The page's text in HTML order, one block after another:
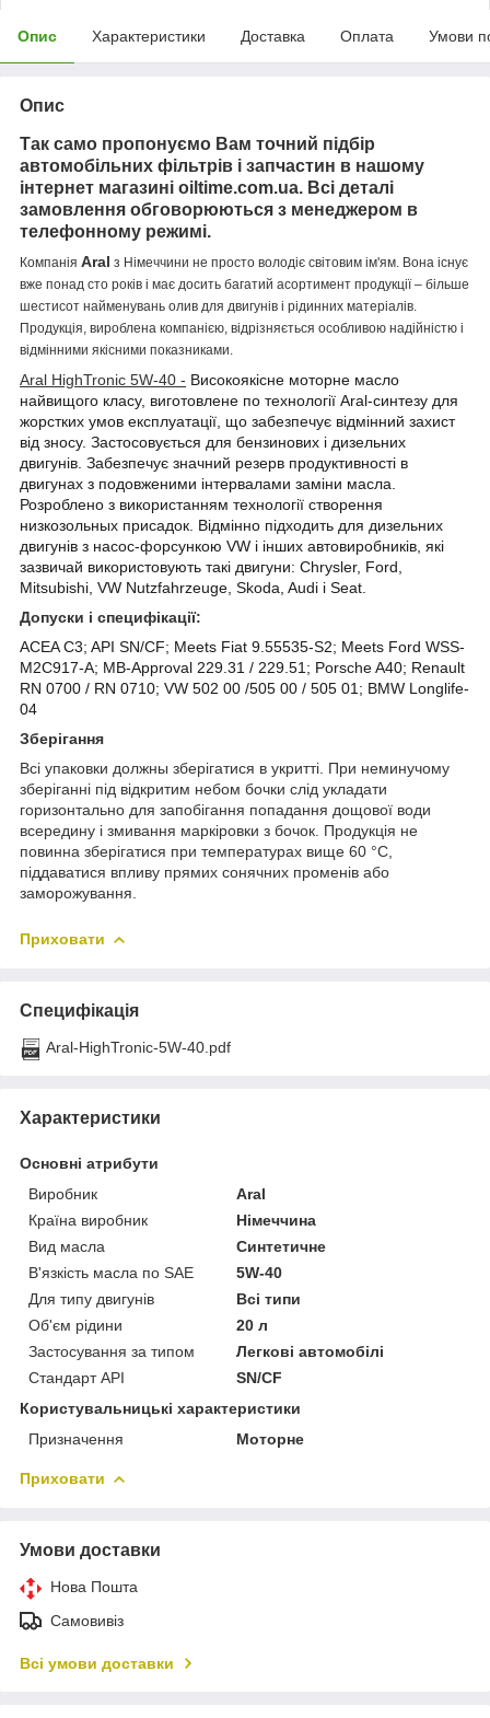
Опис Характеристики Доставка Оплата Умови
Опис
Так само пропонуємо Вам точний підбір
автомобільних фільтрів і запчастин в нашому
інтернет магазині oiltime.com.ua. Всі деталі
замовлення обговорюються з менеджером в
телефонному режимі.
Компанія Aral з Німеччини не просто володіє світовим ім'ям. Вона існує
вже понад сто років і має досить багатий асортимент продукції – більше
шестисот найменувань олив для двигунів і рідинних матеріалів.
Продукція, вироблена компанією, відрізняється особливою надійністю і
відмінними якісними показниками.
Aral HighTronic 5W-40 - Високоякісне моторне масло
найвищого класу, виготовлене по технології Aral-синтезу для
жорстких умов експлуатації, що забезпечує відмінний захист
від зносу. Застосовується для бензинових і дизельних
двигунів. Забезпечує значний резерв продуктивності в
двигунах з подовженими інтервалами заміни масла.
Розроблено з використанням технології створення
низкозольных присадок. Відмінно підходить для дизельних
двигунів з насос-форсункою VW і інших автовиробників, які
зазвичай використовують такі двигуни: Chrysler, Ford,
Mitsubishi, VW Nutzfahrzeuge, Skoda, Audi і Seat.
Допуски і специфікації:
ACEA C3; API SN/CF; Meets Fiat 9.55535-S2; Meets Ford WSS-
M2C917-A; MB-Approval 229.31 / 229.51; Porsche A40; Renault
RN 0700 / RN 0710; VW 502 00 /505 00 / 505 01; BMW Longlife-
04
Зберігання
Всі упаковки должны зберігатися в укритті. При неминучому
зберіганні під відкритим небом бочки слід укладати
горизонтально для запобігання попадання дощової води
всередину і змивання маркіровки з бочок. Продукція не
повинна зберігатися при температурах вище 60 °С,
піддаватися впливу прямих сонячних променів або
заморожування.
Приховати
Специфікація
Aral-HighTronic-5W-40.pdf
Характеристики
Основні атрибути
Виробник
Aral
Країна виробник
Німеччина
Вид масла
Синтетичне
В'язкість масла по SAE
5W-40
Для типу двигунів
Всі типи
Об'єм рідини
20 л
Застосування за типом
Легкові автомобілі
Стандарт API
SN/CF
Користувальницькі характеристики
Призначення
Моторне
Приховати
Умови доставки
Нова Пошта
Самовивіз
Всі умови доставки